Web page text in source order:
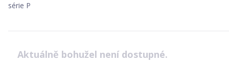
série P
Aktuálně bohužel není dostupné.